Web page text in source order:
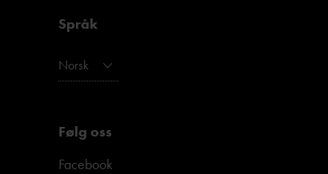
Språk
Norsk
Følg oss
Facebook